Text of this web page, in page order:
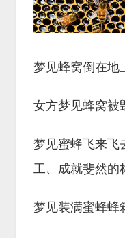
梦见蜂窝倒在地
女方梦见蜂窝被
梦见蜜蜂飞来飞
工、成就斐然的
梦见装满蜜蜂蜂